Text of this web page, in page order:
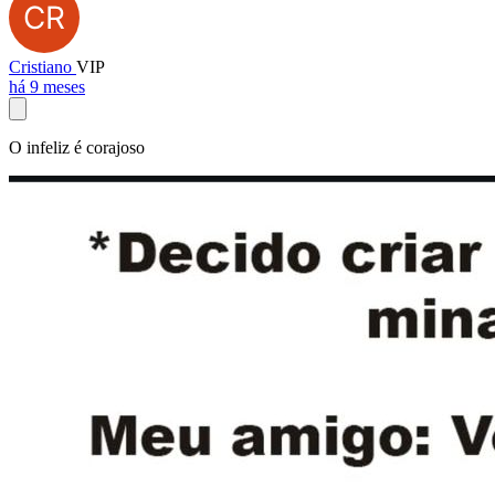
Cristiano VIP
há 9 meses
O infeliz é corajoso